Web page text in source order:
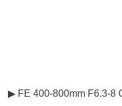
▶ FE 400-800mm F6.3-